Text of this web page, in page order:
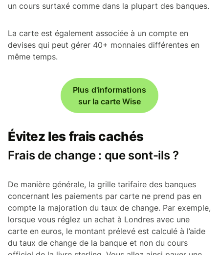
un cours surtaxé comme dans la plupart des banques.
La carte est également associée à un compte en
devises qui peut gérer 40+ monnaies différentes en
même temps.
Plus d'informations
sur la carte Wise
Évitez les frais cachés
Frais de change : que sont-ils ?
De manière générale, la grille tarifaire des banques
concernant les paiements par carte ne prend pas en
compte la majoration du taux de change. Par exemple,
lorsque vous réglez un achat à Londres avec une
carte en euros, le montant prélevé est calculé à l’aide
du taux de change de la banque et non du cours